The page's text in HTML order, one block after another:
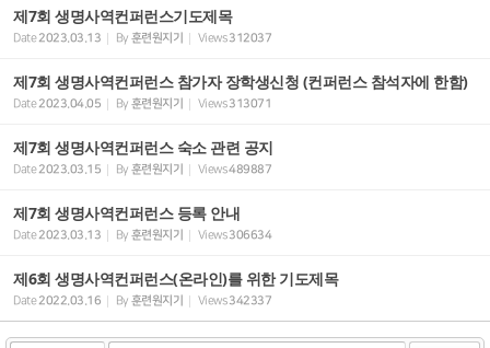
제7회 생명사역컨퍼런스기도제목
Date2023.03.13 By 훈련원지기 Views 312037
제7회 생명사역컨퍼런스 참가자 장학생신청 (컨퍼런스 참석자에 한함)
Date2023.04.05 By 훈련원지기 Views 313071
제7회 생명사역컨퍼런스 숙소 관련 공지
Date2023.03.15 By 훈련원지기 Views489887
제7회 생명사역컨퍼런스 등록 안내
Date2023.03.13 By 훈련원지기 Views 306634
제6회 생명사역컨퍼런스(온라인)를 위한 기도제목
Date2022.03.16 By 훈련원지기 Views 342337